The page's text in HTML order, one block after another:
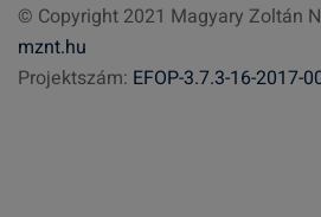
e
s
é
© Copyright 2021 Magyary Zoltán
mznt.hu
Projektszám: EFOP-3.7.3-16-2017-